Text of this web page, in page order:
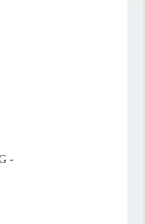
- Barry Callebaut AG